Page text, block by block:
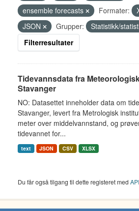
ensemble forecasts
Formater:
JSON
Grupper:
Statistikk/
Filterresultater
Tidevannsdata fra
Stavanger
NO: Datasettet inneholder data om
Stavanger, levert fra Metrologisk
meter over middelvannstand, og
tidevannet for...
text JSON CSV XLSX
Du får også tilgang til dette registeret med API